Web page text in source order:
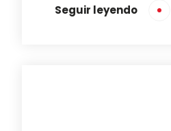
Seguir leyendo